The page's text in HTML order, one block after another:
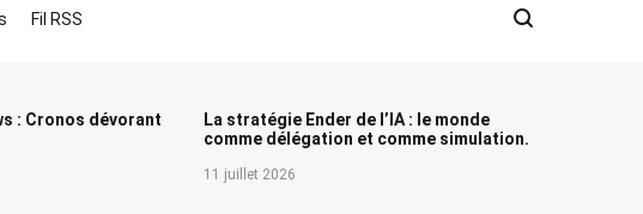
Fil RSS
: Cronos dévorant
La stratégie Ender de l’IA : le monde
comme délégation et comme simulation.
11 juillet 2026